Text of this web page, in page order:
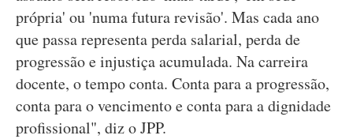
própria' ou 'numa futura revisão'. Mas cada ano
que passa representa perda salarial, perda de
progressão e injustiça acumulada. Na carreira
docente, o tempo conta. Conta para a progressão,
conta para o vencimento e conta para a dignidade
profissional", diz o JPP.